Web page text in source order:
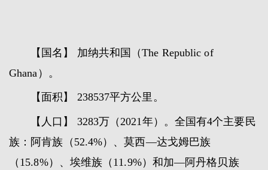
【国名】 加纳共和国（The Republic of
Ghana）。
【面积】 238537平方公里。
【人口】 3283万（2021年）。全国有4个主要民
族：阿肯族（52.4%）、莫西—达戈姆巴族
（15.8%）、埃维族（11.9%）和加—阿丹格贝族